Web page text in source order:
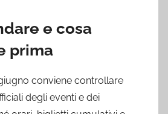
e cosa
prima
conviene controllare
degli eventi e dei